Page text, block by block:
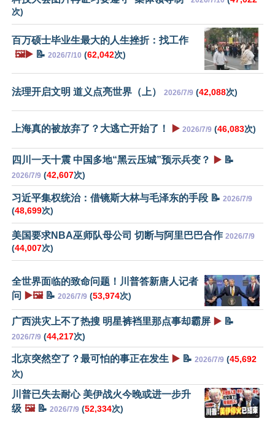
次)
百万硕士毕业生最大的人生挫折：找工作
🖼️▶️ 📝 2026/7/10 (62,042次)
法理开启文明 道义点亮世界（上） 2026/7/9 (42,088次)
上海真的被放弃了？大逃亡开始了！ ▶️ 2026/7/9 (46,083次)
四川一天十震 中国多地“黑云压城”预示兵变？ ▶️ 📝
2026/7/9 (42,607次)
习近平集权统治：借镜斯大林与毛泽东的手段 📝 2026/7/9
(48,699次)
美国要求NBA巫师队母公司 切断与阿里巴巴合作 2026/7/9
(44,007次)
全世界面临的致命问题！川普答新唐人记者
问
▶️🖼️📝 2026/7/9 (53,974次)
广西洪灾上不了热搜 明星裤裆里那点事却霸屏 ▶️ 📝
2026/7/9 (44,217次)
北京突然空了？最可怕的事正在发生 ▶️ 📝 2026/7/9 (45,692
次)
川普已失去耐心 美伊战火今晚或进一步升
级 🖼️📝 2026/7/9 (52,334次)